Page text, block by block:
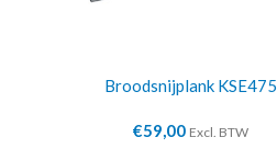
Broodsnijplank KSE475
€59,00 Excl. BTW